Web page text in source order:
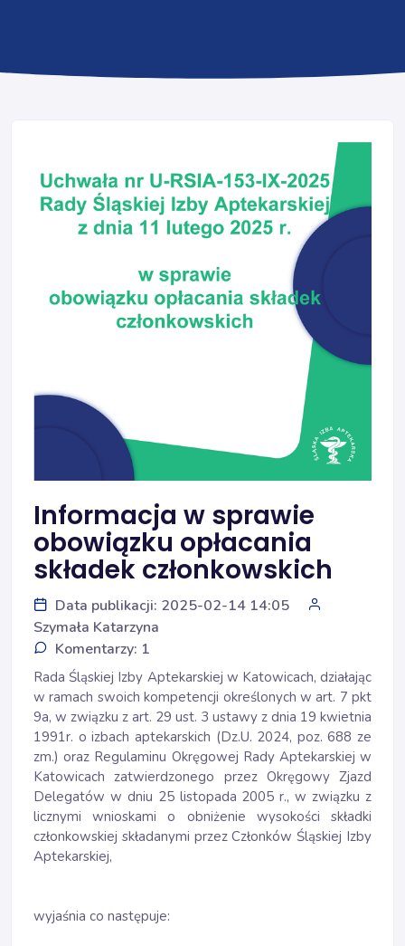
Informacja w sprawie
obowiązku opłacania
składek członkowskich
Data publikacji: 2025-02-14 14:05
Szymała Katarzyna
Komentarzy: 1
Rada Śląskiej Izby Aptekarskiej w Katowicach, działając
w ramach swoich kompetencji określonych w art. 7 pkt
9a, w związku z art. 29 ust. 3 ustawy z dnia 19 kwietnia
1991r. o izbach aptekarskich (Dz.U. 2024, poz. 688 ze
zm.) oraz Regulaminu Okręgowej Rady Aptekarskiej w
Katowicach zatwierdzonego przez Okręgowy Zjazd
Delegatów w dniu 25 listopada 2005 r., w związku z
licznymi wnioskami o obniżenie wysokości składki
członkowskiej składanymi przez Członków Śląskiej Izby
Aptekarskiej,
wyjaśnia co następuje: